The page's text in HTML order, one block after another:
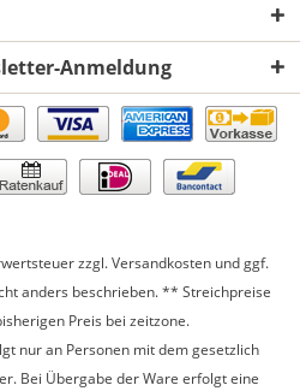
Anmeldung
zzgl.Versandkosten und ggf.
anders beschrieben. ** Streichpreise
Preis bei zeitzone.
nur an Personen mit dem gesetzlich
Bei Übergabe der Ware erfolgt eine